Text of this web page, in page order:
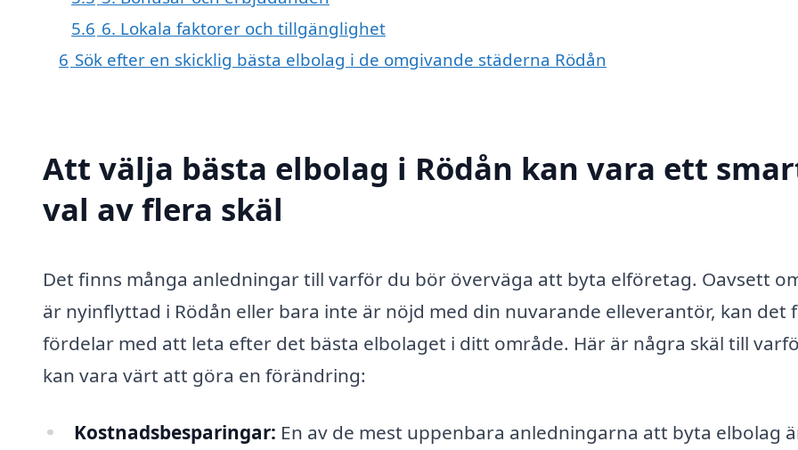
5.6 6. Lokala faktorer och tillgänglighet
6 Sök efter en skicklig bästa elbolag i de omgivande städerna Rödån
Att välja bästa elbolag i Rödån kan vara ett
val av flera skäl
Det finns många anledningar till varför du bör överväga att byta elföretag. Oavsett
är nyinflyttad i Rödån eller bara inte är nöjd med din nuvarande elleverantör, kan det
fördelar med att leta efter det bästa elbolaget i ditt område. Här är några skäl till
kan vara värt att göra en förändring:
Kostnadsbesparingar: En av de mest uppenbara anledningarna att byta elbolag